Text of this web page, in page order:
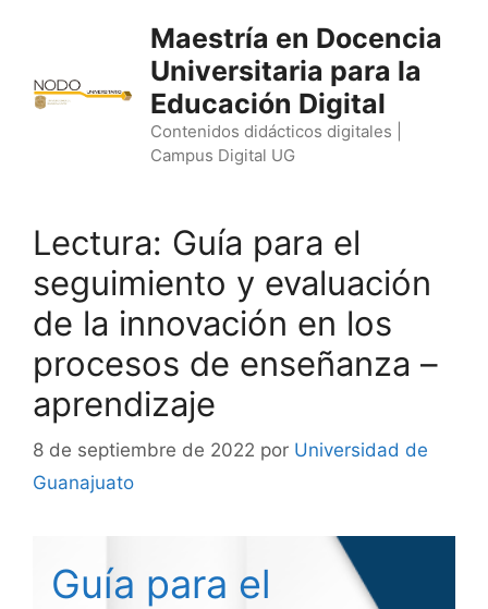
Maestría en Docencia
Universitaria para la
Educación Digital
Contenidos didácticos digitales |
Campus Digital UG
Lectura: Guía para el
seguimiento y evaluación
de la innovación en los
procesos de enseñanza –
aprendizaje
8 de septiembre de 2022 por Universidad de
Guanajuato
Guía para el